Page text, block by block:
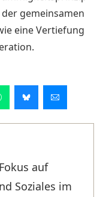
gemeinsamen
eine Vertiefung
auf
Soziales im